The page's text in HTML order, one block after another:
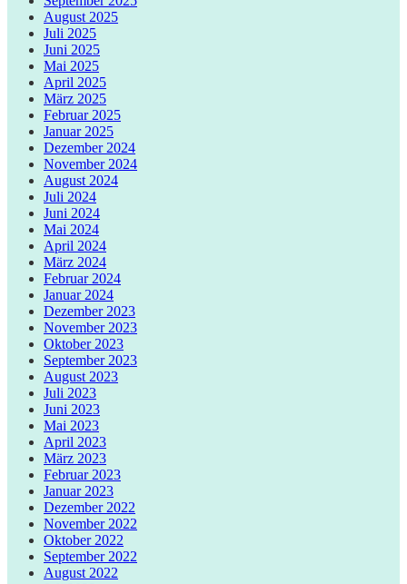
August 2025
Juli 2025
Juni 2025
Mai 2025
April 2025
März 2025
Februar 2025
Januar 2025
Dezember 2024
November 2024
August 2024
Juli 2024
Juni 2024
Mai 2024
April 2024
März 2024
Februar 2024
Januar 2024
Dezember 2023
November 2023
Oktober 2023
September 2023
August 2023
Juli 2023
Juni 2023
Mai 2023
April 2023
März 2023
Februar 2023
Januar 2023
Dezember 2022
November 2022
Oktober 2022
September 2022
August 2022